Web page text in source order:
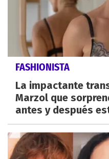
FASHIONISTA
La impactante
Marzol que
antes y después